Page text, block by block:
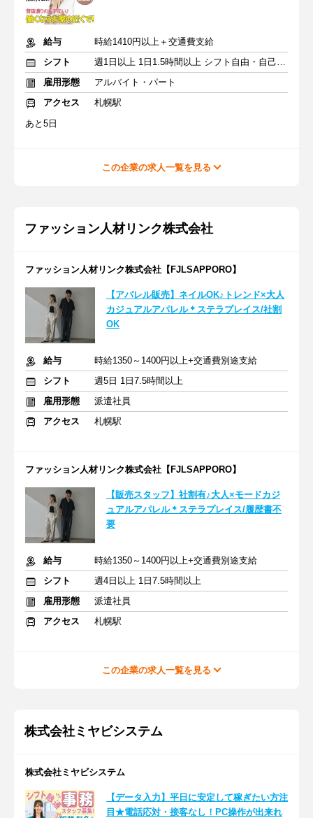
給与
時給1410円以上＋交通費支給
シフト
週1日以上 1日1.5時間以上 シフト自由・自己申告
雇用形態
アルバイト・パート
アクセス
札幌駅
あと5日
この企業の求人一覧を見る
ファッション人材リンク株式会社
ファッション人材リンク株式会社【FJLSAPPORO】
【アパレル販売】ネイルOK♪トレンド×大人
カジュアルアパレル＊ステラプレイス/社割
OK
給与
時給1350～1400円以上+交通費別途支給
シフト
週5日 1日7.5時間以上
雇用形態
派遣社員
アクセス
札幌駅
ファッション人材リンク株式会社【FJLSAPPORO】
【販売スタッフ】社割有♪大人×モードカジ
ュアルアパレル＊ステラプレイス/履歴書不
要
給与
時給1350～1400円以上+交通費別途支給
シフト
週4日以上 1日7.5時間以上
雇用形態
派遣社員
アクセス
札幌駅
この企業の求人一覧を見る
株式会社ミヤビシステム
株式会社ミヤビシステム
【データ入力】平日に安定して稼ぎたい方注
目★電話応対・接客なし！PC操作が出来れ